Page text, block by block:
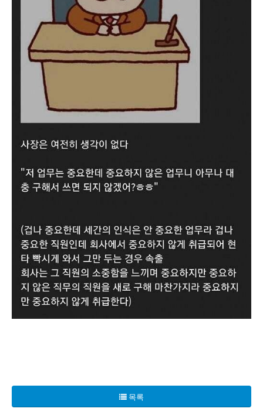
그럼에도 불구하고, 진정한 민주주의가 필요한 이곳! 경영
그리고 회사는 놀랍게도 그의 뒤를 이을 직원을 단 한 명만
목록